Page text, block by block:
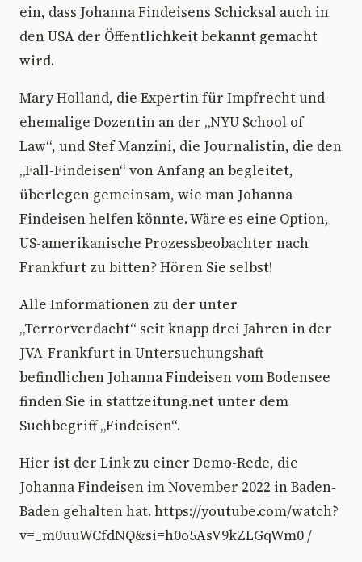
ein, dass Johanna Findeisens Schicksal auch in
den USA der Öffentlichkeit bekannt gemacht
wird.
Mary Holland, die Expertin für Impfrecht und
ehemalige Dozentin an der „NYU School of
Law“, und Stef Manzini, die Journalistin, die den
„Fall-Findeisen“ von Anfang an begleitet,
überlegen gemeinsam, wie man Johanna
Findeisen helfen könnte. Wäre es eine Option,
US-amerikanische Prozessbeobachter nach
Frankfurt zu bitten? Hören Sie selbst!
Alle Informationen zu der unter
„Terrorverdacht“ seit knapp drei Jahren in der
JVA-Frankfurt in Untersuchungshaft
befindlichen Johanna Findeisen vom Bodensee
finden Sie in stattzeitung.net unter dem
Suchbegriff „Findeisen“.
Hier ist der Link zu einer Demo-Rede, die
Johanna Findeisen im November 2022 in Baden-
Baden gehalten hat. https://youtube.com/watch?
v=_m0uuWCfdNQ&si=h0o5AsV9kZLGqWm0 /